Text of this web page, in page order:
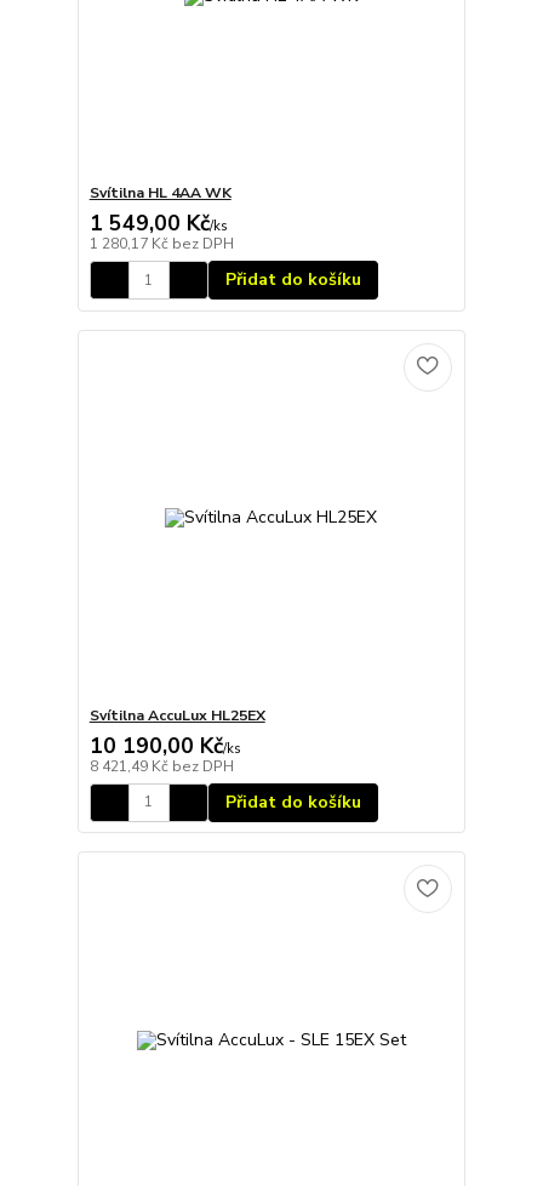
Svítilna HL 4AA WK
1 549,00 Kč/ks
1 280,17 Kč bez DPH
Přidat do košíku
Svítilna AccuLux HL25EX
10 190,00 Kč/ks
8 421,49 Kč bez DPH
Přidat do košíku